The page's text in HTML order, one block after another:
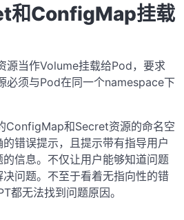
和ConfigMap挂载
当作Volume挂载给Pod，要求
须与Pod在同一个namespace下
ConfigMap和Secret资源的命名空
错误提示，且提示带有指导用户
信息。不仅让用户能够知道问题
问题。不至于看着无指向性的错
都无法找到问题原因。